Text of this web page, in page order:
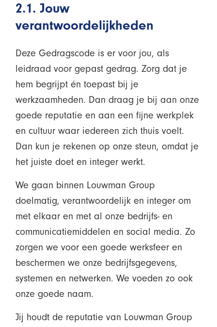
2.1. Jouw
verantwoordelijkheden
Deze Gedragscode is er voor jou, als
leidraad voor gepast gedrag. Zorg dat je
hem begrijpt én toepast bij je
werkzaamheden. Dan draag je bij aan onze
goede reputatie en aan een fijne werkplek
en cultuur waar iedereen zich thuis voelt.
Dan kun je rekenen op onze steun, omdat je
het juiste doet en integer werkt.
We gaan binnen Louwman Group
doelmatig, verantwoordelijk en integer om
met elkaar en met al onze bedrijfs- en
communicatiemiddelen en social media. Zo
zorgen we voor een goede werksfeer en
beschermen we onze bedrijfsgegevens,
systemen en netwerken. We voeden zo ook
onze goede naam.
Jij houdt de reputatie van Louwman Group